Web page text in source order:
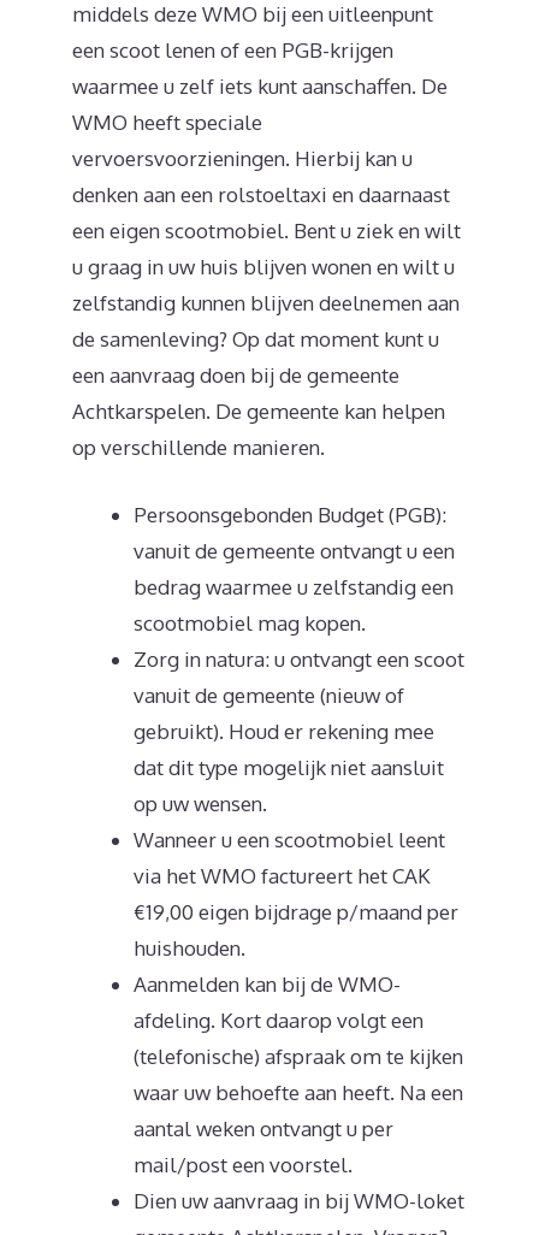
middels deze WMO bij een uitleenpunt
een scoot lenen of een PGB-krijgen
waarmee u zelf iets kunt aanschaffen. De
WMO heeft speciale
vervoersvoorzieningen. Hierbij kan u
denken aan een rolstoeltaxi en daarnaast
een eigen scootmobiel. Bent u ziek en wilt
u graag in uw huis blijven wonen en wilt u
zelfstandig kunnen blijven deelnemen aan
de samenleving? Op dat moment kunt u
een aanvraag doen bij de gemeente
Achtkarspelen. De gemeente kan helpen
op verschillende manieren.
Persoonsgebonden Budget (PGB):
vanuit de gemeente ontvangt u een
bedrag waarmee u zelfstandig een
scootmobiel mag kopen.
Zorg in natura: u ontvangt een scoot
vanuit de gemeente (nieuw of
gebruikt). Houd er rekening mee
dat dit type mogelijk niet aansluit
op uw wensen.
Wanneer u een scootmobiel leent
via het WMO factureert het CAK
€19,00 eigen bijdrage p/maand per
huishouden.
Aanmelden kan bij de WMO-
afdeling. Kort daarop volgt een
(telefonische) afspraak om te kijken
waar uw behoefte aan heeft. Na een
aantal weken ontvangt u per
mail/post een voorstel.
Dien uw aanvraag in bij WMO-loket